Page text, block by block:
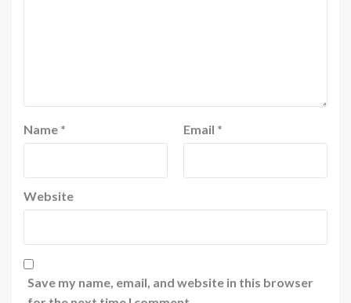
Name * Email *
Website
Save my name, email, and website in this browser